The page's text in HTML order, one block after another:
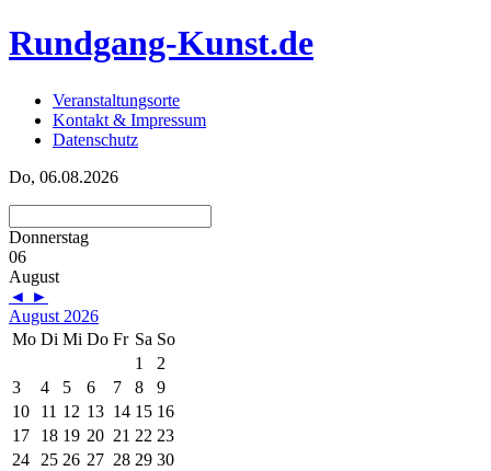
Rundgang-Kunst.de
Veranstaltungsorte
Kontakt & Impressum
Datenschutz
Do, 06.08.2026
Donnerstag
06
August
◄ ►
August 2026
Mo Di Mi Do Fr Sa So
1
2
3
4 5 6 7 8
9
10
11 12 13 14 15 16
17
18 19 20 21 22 23
24 25 26 27 28 29 30